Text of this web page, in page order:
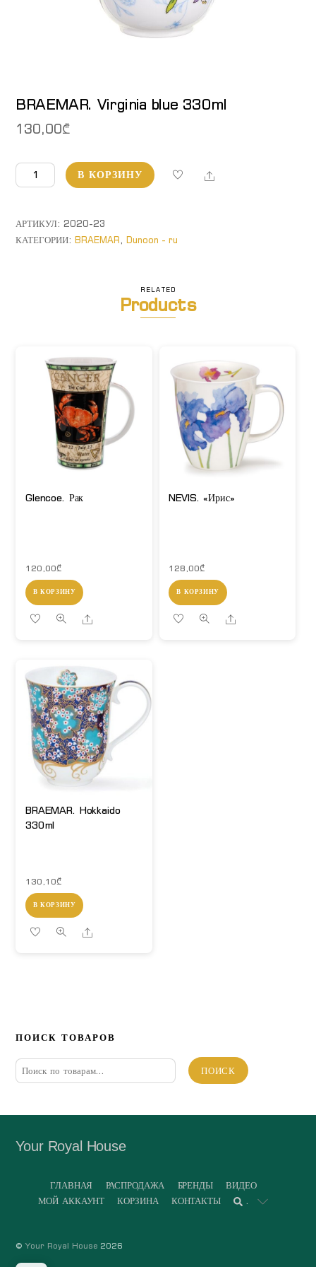
BRAEMAR. Virginia blue 330ml
130,00₾
Количество
товара
Virginia
blue
В КОРЗИНУ Share
АРТИКУЛ:2020-23
КАТЕГОРИИ:BRAEMAR,Dunoon - ru
RELATED
Products
Glencoe. Рак
120,00₾
В КОРЗИНУ
Share
NEVIS. «Ирис»
128,00₾
В КОРЗИНУ
Share
BRAEMAR. Hokkaido
330ml
130,10₾
В КОРЗИНУ
Share
ПОИСК ТОВАРОВ
Искать:
ПОИСК
Your Royal House
ГЛАВНАЯ РАСПРОДАЖА БРЕНДЫ
ВИДЕО
МОЙ АККАУНТ
КОРЗИНА КОНТАКТЫ .
©Your Royal House 2026